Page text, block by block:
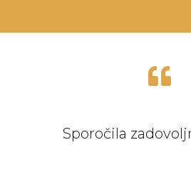

Sporočila